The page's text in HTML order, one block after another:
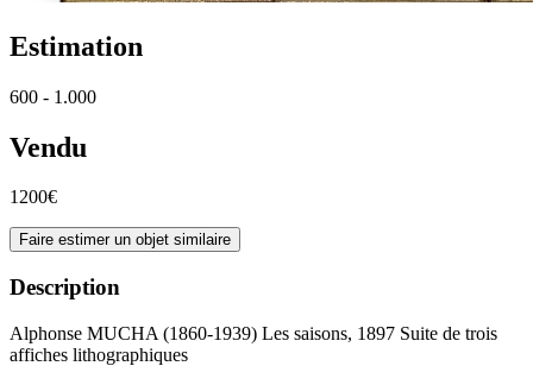
Estimation
600 - 1.000
Vendu
1200€
Faire estimer un objet similaire
Description
Alphonse MUCHA (1860-1939) Les saisons, 1897 Suite de trois
affiches lithographiques